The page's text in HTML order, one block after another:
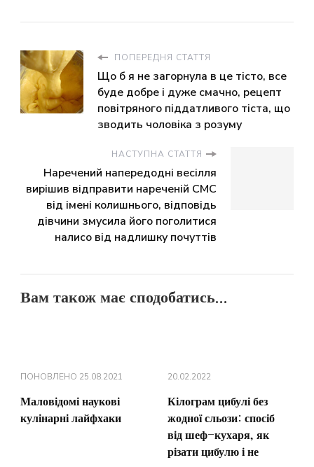
ПОПЕРЕДНЯ СТАТТЯ
Що б я не загорнула в це тісто, все
буде добре і дуже смачно, рецепт
повітряного піддатливого тіста, що
зводить чоловіка з розуму
НАСТУПНА СТАТТЯ
Наречений напередодні весілля
вирішив відправити нареченій СМС
від імені колишнього, відповідь
дівчини змусила його поголитися
налисо від надлишку почуттів
Вам також має сподобатись...
ПОНОВЛЕНО 25.08.2021
Маловідомі наукові
кулінарні лайфхаки
20.02.2022
Кілограм цибулі без
жодної сльози: спосіб
від шеф-кухаря, як
різати цибулю і не